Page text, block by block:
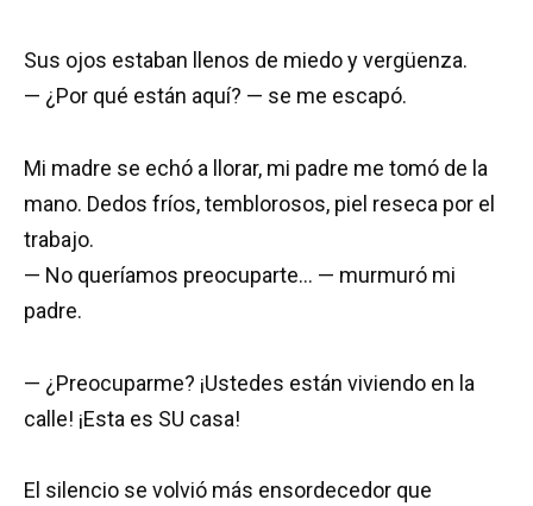
Sus ojos estaban llenos de miedo y vergüenza.
— ¿Por qué están aquí? — se me escapó.
Mi madre se echó a llorar, mi padre me tomó de la
mano. Dedos fríos, temblorosos, piel reseca por el
trabajo.
— No queríamos preocuparte… — murmuró mi
padre.
— ¿Preocuparme? ¡Ustedes están viviendo en la
calle! ¡Esta es SU casa!
El silencio se volvió más ensordecedor que